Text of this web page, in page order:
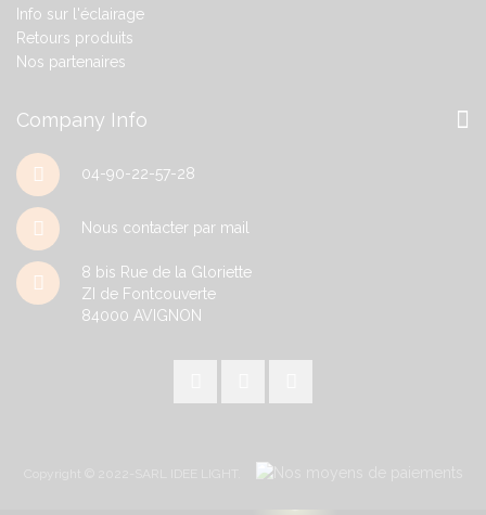
Info sur l'éclairage
Retours produits
Nos partenaires
Company Info
04-90-22-57-28
Nous contacter par mail
8 bis Rue de la Gloriette
ZI de Fontcouverte
84000 AVIGNON